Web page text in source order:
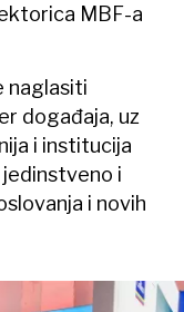
MBF-a
naglasiti
događaja, uz
i institucija
i
i novih